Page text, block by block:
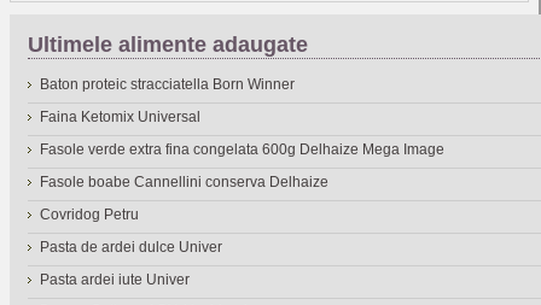
Ultimele alimente adaugate
Baton proteic stracciatella Born Winner
Faina Ketomix Universal
Fasole verde extra fina congelata 600g Delhaize Mega Image
Fasole boabe Cannellini conserva Delhaize
Covridog Petru
Pasta de ardei dulce Univer
Pasta ardei iute Univer